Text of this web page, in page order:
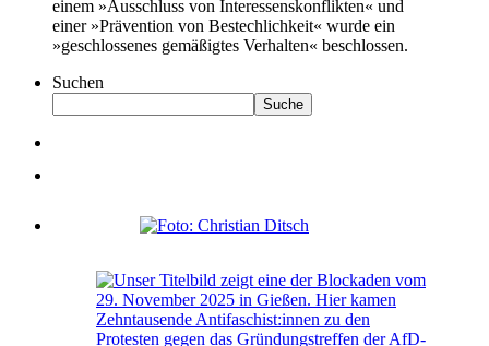
einem »Ausschluss von Interessenskonflikten« und
einer »Prävention von Bestechlichkeit« wurde ein
»geschlossenes gemäßigtes Verhalten« beschlossen.
Suchen
Suche